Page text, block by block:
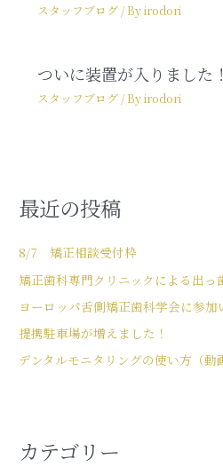
スタッフブログ/ Byirodori
ついに装置が入りました！
スタッフブログ/ Byirodori
最近の投稿
8/7 矯正相談受付枠
矯正歯科専門クリニックによる出っ
ヨーロッパ舌側矯正歯科学会に参加
提携駐車場が増えました！
デンタルモニタリングの使い方（動
カテゴリー